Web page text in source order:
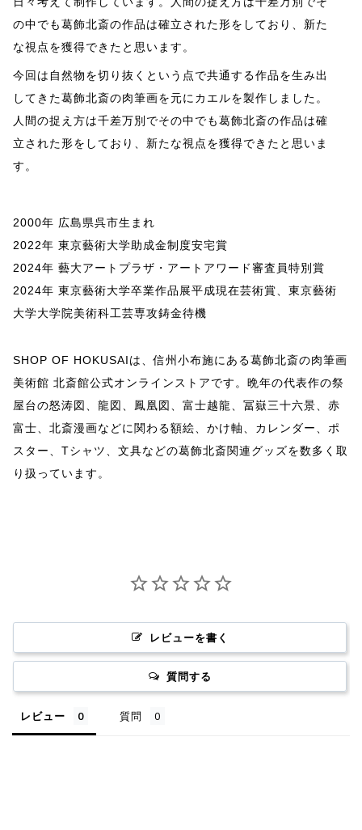
の中でも葛飾北斎の作品は確立された形をしており、新た
な視点を獲得できたと思います 。
今回は自然物を切り抜くという点で共通する作品を生み出
してきた葛飾北斎の肉筆画を元にカエルを製作しました。
人間の捉え方は千差万別でその中でも葛飾北斎の作品は確
立された形をしており、新たな視点を獲得できたと思いま
す。
2000年 広島県呉市生まれ
2022年 東京藝術大学助成金制度安宅賞
2024年 藝大アートプラザ・アートアワード審査員特別賞
2024年 東京藝術大学卒業作品展平成現在芸術賞、東京藝術
大学大学院美術科工芸専攻鋳金待機
SHOP OF HOKUSAIは、信州小布施にある葛飾北斎の肉筆画
美術館 北斎館公式オンラインストアです。晩年の代表作の祭
屋台の怒涛図、龍図、鳳凰図、富士越龍、冨嶽三十六景、赤
富士、北斎漫画などに関わる額絵、かけ軸、カレンダー、ポ
スター、Tシャツ、文具などの葛飾北斎関連グッズを数多く取
り扱っています。
レビューを書く
質問する
レビュー 質問